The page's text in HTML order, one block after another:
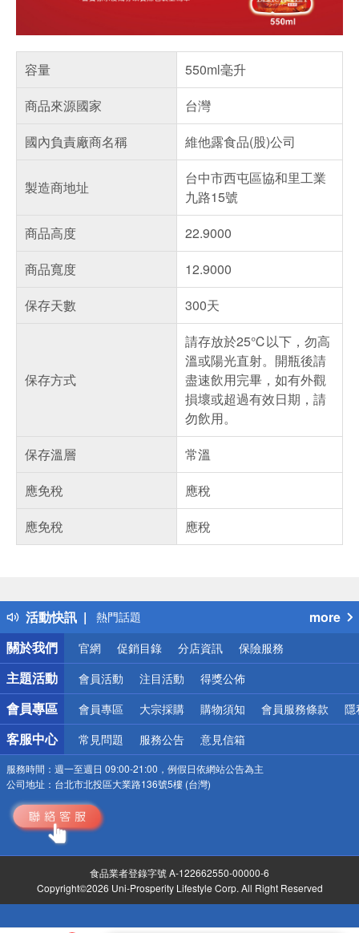
容量
550ml毫升
商品來源國家
台灣
國內負責廠商名稱
維他露食品(股)公司
製造商地址
台中市西屯區協和里工業
九路15號
商品高度
22.9000
商品寬度
12.9000
保存天數
300天
保存方式
請存放於25℃以下，勿高
溫或陽光直射。開瓶後請
盡速飲用完畢，如有外觀
損壞或超過有效日期，請
勿飲用。
保存溫層
常溫
應免稅
應稅
應免稅
應稅
活動快訊
得獎公告
熱門話題
銀行優惠
偏遠地區配送
詐騙網頁！請小心！
more
關於我們
官網 促銷目錄 分店資訊 保險服務
主題活動 會員活動 注目活動 得獎公佈
會員專區 會員專區 大宗採購 購物須知 會員服務條款 隱
客服中心 常見問題 服務公告 意見信箱
服務時間： 週一至週日 09:00-21:00，例假日依網站公告為主
公司地址： 台北市北投區大業路136號5樓 (台灣)
食品業者登錄字號 A-122662550-00000-6
Copyright©2026 Uni-Prosperity Lifestyle Corp. All Right Reserved